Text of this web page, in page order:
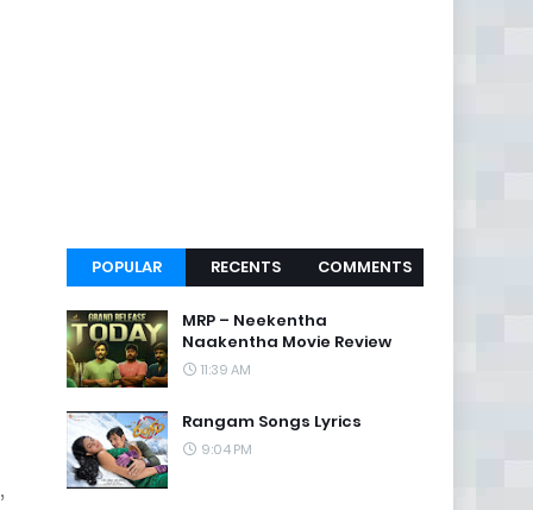
POPULAR RECENTS COMMENTS
MRP – Neekentha
Naakentha Movie Review
11:39 AM
Rangam Songs Lyrics
9:04 PM